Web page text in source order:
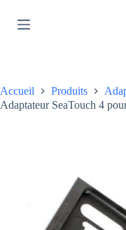
contenu
Accueil Produits
Adaptateur SeaTouch 4